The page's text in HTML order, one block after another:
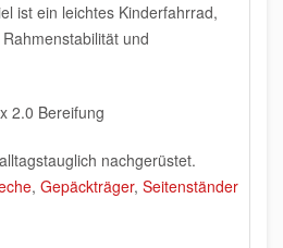
ist ein leichtes Kinderfahrrad,
und
2.0 Bereifung
nachgerüstet.
, Gepäckträger, Seitenständer